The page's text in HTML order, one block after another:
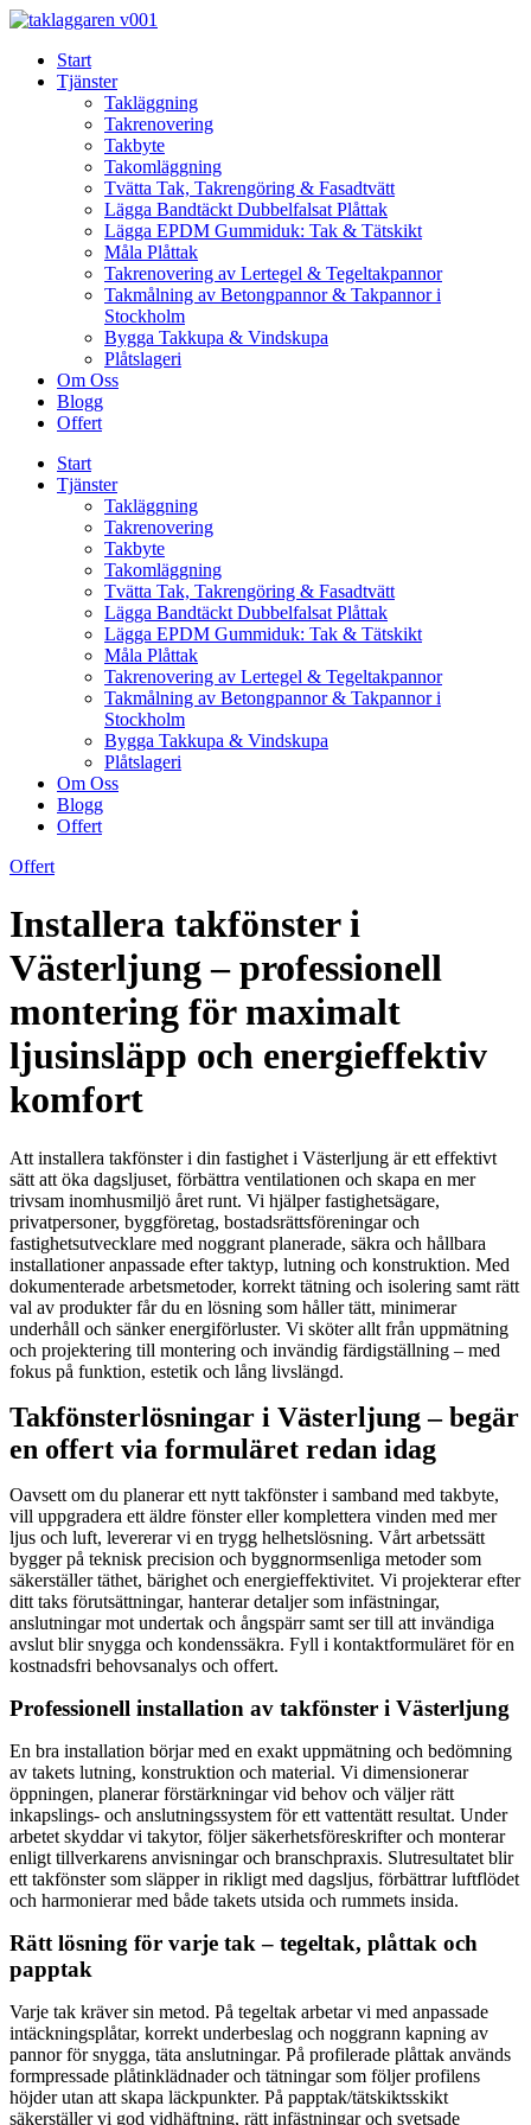
Skip
contentStart
Tjänster
Takläggning
Takrenovering
Takbyte
Takomläggning
Tvätta Tak, Takrengöring & Fasadtvätt
Lägga Bandtäckt Dubbelfalsat Plåttak
Lägga EPDM Gummiduk: Tak & Tätskikt
Måla Plåttak
Takrenovering av Lertegel & Tegeltakpannor
Takmålning av Betongpannor & Takpannor i
Stockholm
Bygga Takkupa & Vindskupa
Plåtslageri
Om Oss
Blogg
Offert
Start
Tjänster
Takläggning
Takrenovering
Takbyte
Takomläggning
Tvätta Tak, Takrengöring & Fasadtvätt
Lägga Bandtäckt Dubbelfalsat Plåttak
Lägga EPDM Gummiduk: Tak & Tätskikt
Måla Plåttak
Takrenovering av Lertegel & Tegeltakpannor
Takmålning av Betongpannor & Takpannor i
Stockholm
Bygga Takkupa & Vindskupa
Plåtslageri
Om Oss
Blogg
Offert
Offert
Installera takfönster i
Västerljung – professionell
montering för maximalt
ljusinsläpp och energieffektiv
komfort
Att installera takfönster i din fastighet i Västerljung är ett effektivt
sätt att öka dagsljuset, förbättra ventilationen och skapa en mer
trivsam inomhusmiljö året runt. Vi hjälper fastighetsägare,
privatpersoner, byggföretag, bostadsrättsföreningar och
fastighetsutvecklare med noggrant planerade, säkra och hållbara
installationer anpassade efter taktyp, lutning och konstruktion. Med
dokumenterade arbetsmetoder, korrekt tätning och isolering samt rätt
val av produkter får du en lösning som håller tätt, minimerar
underhåll och sänker energiförluster. Vi sköter allt från uppmätning
och projektering till montering och invändig färdigställning – med
fokus på funktion, estetik och lång livslängd.
Takfönsterlösningar i Västerljung – begär
en offert via formuläret redan idag
Oavsett om du planerar ett nytt takfönster i samband med takbyte,
vill uppgradera ett äldre fönster eller komplettera vinden med mer
ljus och luft, levererar vi en trygg helhetslösning. Vårt arbetssätt
bygger på teknisk precision och byggnormsenliga metoder som
säkerställer täthet, bärighet och energieffektivitet. Vi projekterar efter
ditt taks förutsättningar, hanterar detaljer som infästningar,
anslutningar mot undertak och ångspärr samt ser till att invändiga
avslut blir snygga och kondenssäkra. Fyll i kontaktformuläret för en
kostnadsfri behovsanalys och offert.
Professionell installation av takfönster i Västerljung
En bra installation börjar med en exakt uppmätning och bedömning
av takets lutning, konstruktion och material. Vi dimensionerar
öppningen, planerar förstärkningar vid behov och väljer rätt
inkapslings- och anslutningssystem för ett vattentätt resultat. Under
arbetet skyddar vi takytor, följer säkerhetsföreskrifter och monterar
enligt tillverkarens anvisningar och branschpraxis. Slutresultatet blir
ett takfönster som släpper in rikligt med dagsljus, förbättrar luftflödet
och harmonierar med både takets utsida och rummets insida.
Rätt lösning för varje tak – tegeltak, plåttak och
papptak
Varje tak kräver sin metod. På tegeltak arbetar vi med anpassade
intäckningsplåtar, korrekt underbeslag och noggrann kapning av
pannor för snygga, täta anslutningar. På profilerade plåttak används
formpressade plåtinklädnader och tätningar som följer profilens
höjder utan att skapa läckpunkter. På papptak/tätskiktsskikt
säkerställer vi god vidhäftning, rätt infästningar och svetsade